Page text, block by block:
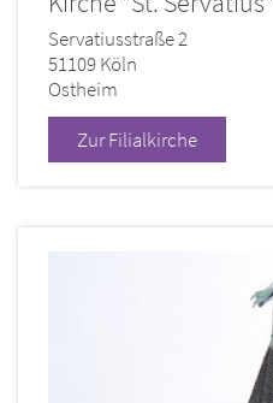
Servatiusstraße 2
51109Köln
Ostheim
Zur Filialkirche